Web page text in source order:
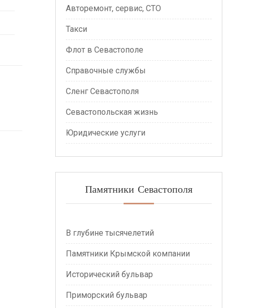
Авторемонт, сервис, СТО
Такси
Флот в Севастополе
Справочные службы
Сленг Севастополя
Севастопольская жизнь
Юридические услуги
Памятники Севастополя
В глубине тысячелетий
Памятники Крымской компании
Исторический бульвар
Приморский бульвар